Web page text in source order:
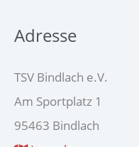
Adresse
TSV Bindlach e.V.
Am Sportplatz 1
95463 Bindlach